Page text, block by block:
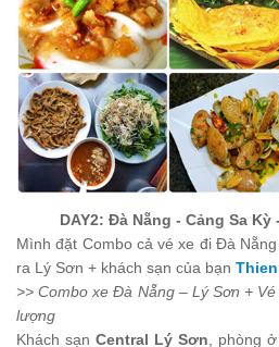
DAY2: Đà Nẵng - Cảng Sa Kỳ
Mình đặt Combo cả vé xe đi Đà
ra Lý Sơn + khách sạn của bạn
>> Combo xe Đà Nẵng – Lý Sơn +
lượng
Khách sạn Central Lý Sơn, phòng